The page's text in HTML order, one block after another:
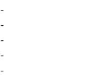
-
-
-
-
-